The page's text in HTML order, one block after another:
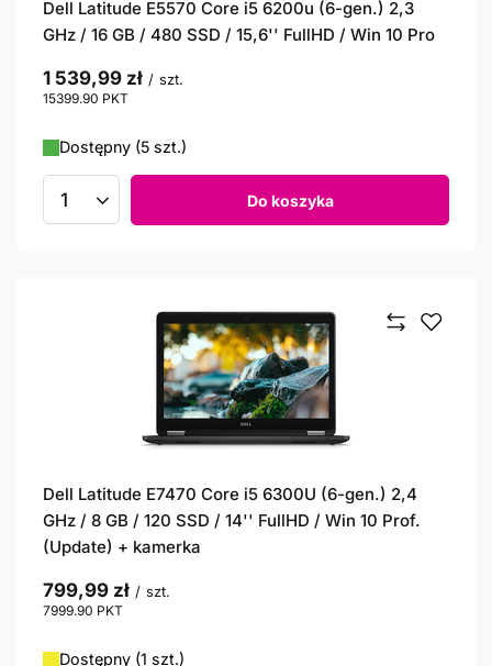
Dell Latitude E5570 Core i5 6200u (6-gen.) 2,3
GHz / 16 GB / 480 SSD / 15,6'' FullHD / Win 10 Pro
1 539,99 zł / szt.
15399.90 PKT
Dostępny (5 szt.)
Ilość produktów Do koszyka
Dell Latitude E7470 Core i5 6300U (6-gen.) 2,4
GHz / 8 GB / 120 SSD / 14'' FullHD / Win 10 Prof.
(Update) + kamerka
799,99 zł / szt.
7999.90 PKT
Dostępny (1 szt.)